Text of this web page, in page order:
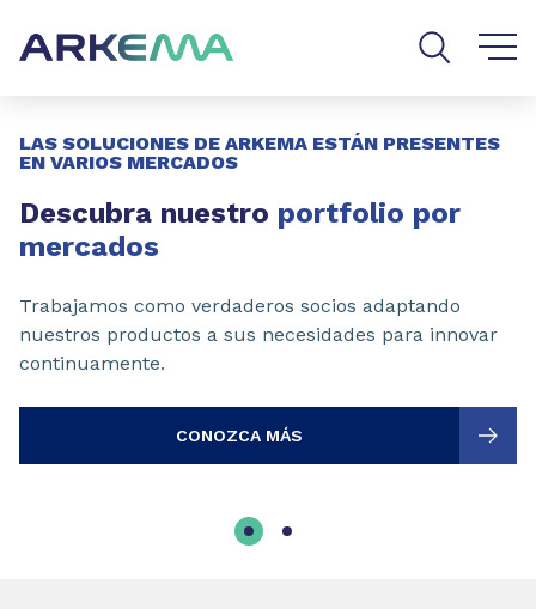
LAS SOLUCIONES DE ARKEMA ESTÁN PRESENTES
EN VARIOS MERCADOS
Descubra nuestro portfolio por
mercados
Trabajamos como verdaderos socios adaptando
nuestros productos a sus necesidades para innovar
continuamente.
CONOZCA MÁS